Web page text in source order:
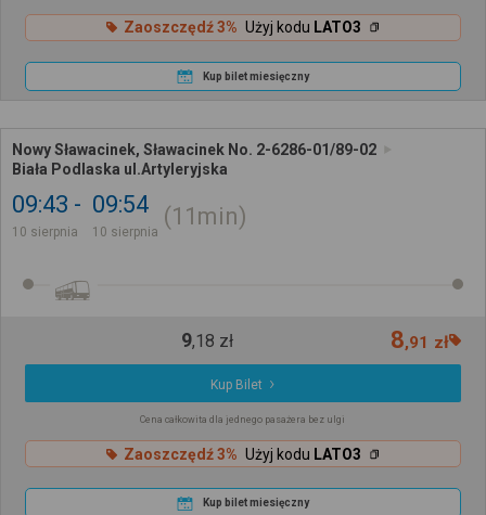
Zaoszczędź 3% Użyj kodu LATO3
Kup bilet miesięczny
Nowy Sławacinek, Sławacinek No. 2-6286-01/89-02
Biała Podlaska ul.Artyleryjska
09:43
10 sierpnia
09:54
10 sierpnia
11min
9,18 zł 8,91 zł
Kup Bilet
Cena całkowita dla jednego pasażera bez ulgi
Zaoszczędź 3% Użyj kodu LATO3
Kup bilet miesięczny